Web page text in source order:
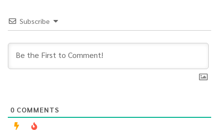
Subscribe
0 COMMENTS